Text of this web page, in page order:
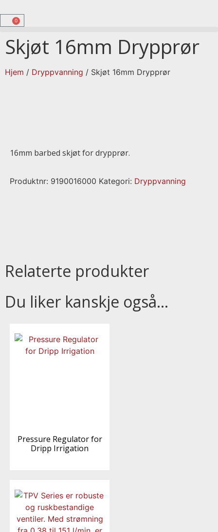
0
Skjøt 16mm Drypprør
Hjem / Dryppvanning / Skjøt 16mm Drypprør
16mm barbed skjøt for drypprør.
Produktnr: 9190016000 Kategori: Dryppvanning
Relaterte produkter
Du liker kanskje også…
Pressure Regulator for
Dripp Irrigation